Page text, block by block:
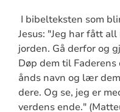
I bibelteksten som
Jesus: "Jeg har fått
jorden. Gå derfor og
Døp dem til
ånds navn og lær
dere. Og se, jeg er
verdens ende."